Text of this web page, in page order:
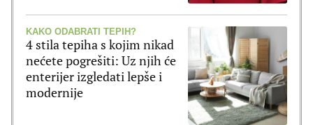
KAKO ODABRATI TEPIH?
4 stila tepiha s kojim nikad
nećete pogrešiti: Uz njih će
enterijer izgledati lepše i
modernije